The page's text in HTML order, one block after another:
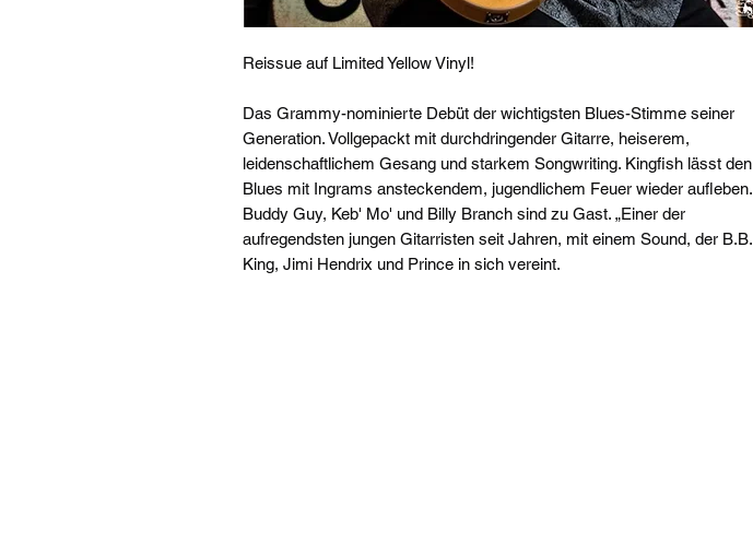
Reissue auf Limited Yellow Vinyl!
Das Grammy-nominierte Debüt der wichtigsten Blues-Stimme seiner
Generation. Vollgepackt mit durchdringender Gitarre, heiserem,
leidenschaftlichem Gesang und starkem Songwriting. Kingfish lässt den
Blues mit Ingrams ansteckendem, jugendlichem Feuer wieder aufleben.
Buddy Guy, Keb' Mo' und Billy Branch sind zu Gast. „Einer der
aufregendsten jungen Gitarristen seit Jahren, mit einem Sound, der B.B.
King, Jimi Hendrix und Prince in sich vereint.